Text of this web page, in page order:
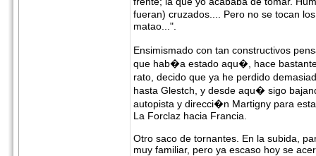
fueran) cruzados.... Pero no se tocan
matao...".
Ensimismado con tan constructivos
que hab�a estado aqu�, hace
rato, decido que ya he perdido
hasta Glestch, y desde aqu� sigo
autopista y direcci�n Martigny para
La Forclaz hacia Francia.
Otro saco de tornantes. En la subida,
muy familiar, pero ya escaso hoy se